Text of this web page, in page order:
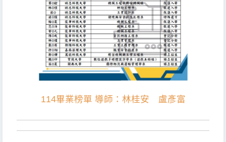
114畢業榜單 導師：林桂安 盧彥富